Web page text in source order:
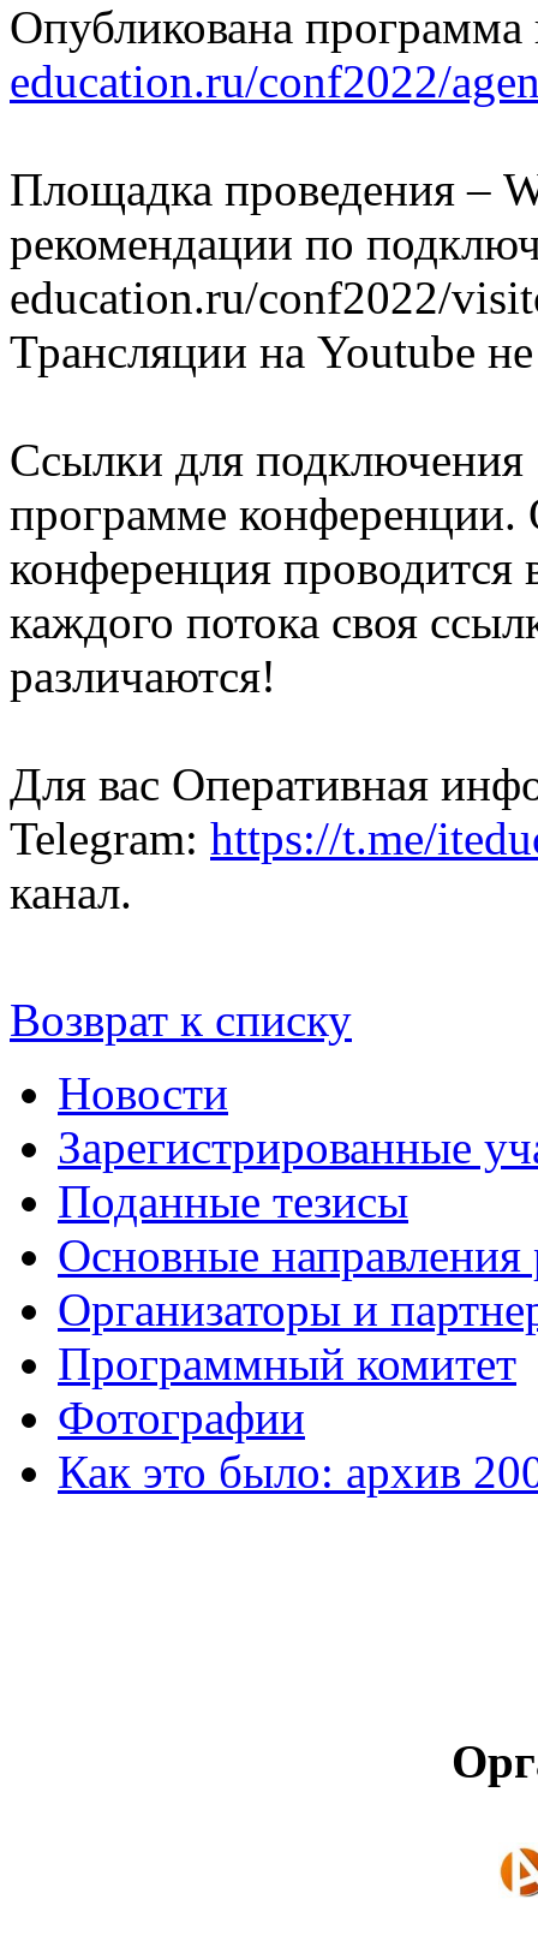
Опубликована
education.ru/conf2022/
Площадка проведения –
рекомендации по
education.ru/conf2022/
Трансляции на Youtube
Ссылки для
программе конференции.
конференция проводится
каждого потока своя
различаются!
Для вас Оперативная
Telegram: https://t.me/
канал.
Возврат к списку
Новости
Зарегистрированные
Поданные тезисы
Основные направления
Организаторы и
Программный комитет
Фотографии
Как это было: архив